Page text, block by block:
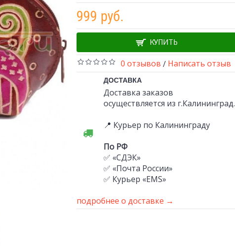
999 руб.
КУПИТЬ
0 отзывов / Написать отзыв
ДОСТАВКА
Доставка заказов
осуществляется из г.Калининград.
📍 Курьер по Калининграду
По РФ
✅ «СДЭК»
✅ «Почта России»
✅ Курьер «EMS»
подробнее о доставке →